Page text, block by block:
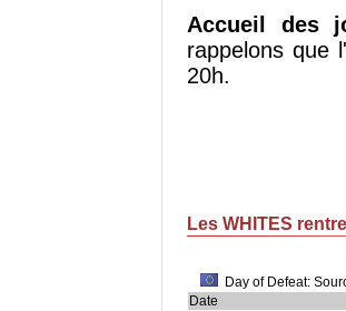
Accueil des
rappelons que
20h.
Les WHITES
Day of Defeat:
Date